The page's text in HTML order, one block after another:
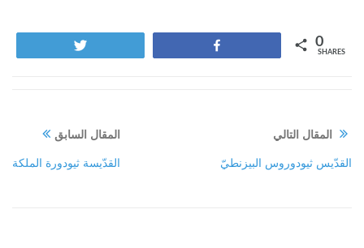
0
SHARES
المقال السابق
القدّيسة ثيودورة الملكة
المقال التالي
القدّيس ثيودوروس البيزنطيّ